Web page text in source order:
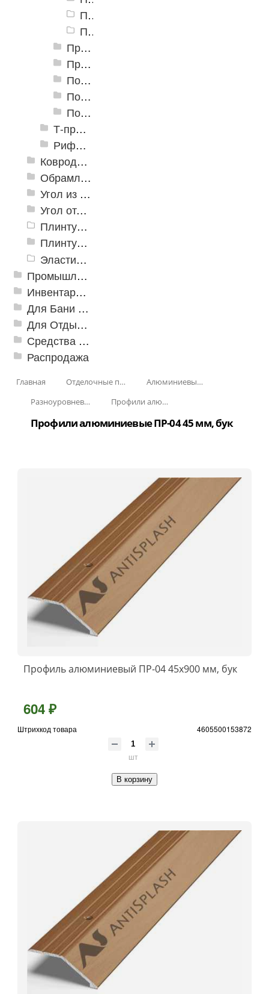
Профили алюминиевые ПР-04 45 мм, пробка
Профили алюминиевые ПР-04 45 мм, сосна
Профили алюминиевые разноуровневые ПР-05 50 мм
Профили алюминиевые разноуровневые ПР-06 41 мм
Пороги алюминиевые разноуровневые С-1 32х3,2 мм (открытый крепеж)
Пороги алюминиевые разноуровневые С-2 32х8 мм (открытый крепеж)
Пороги алюминиевые разноуровневые С-4 39,4х12 мм (открытый крепеж)
Т-профиль
Рифленые алюминиевые листы и углы квинтет
Ковродержатели
Обрамление
Угол из ПВХ
Угол отделочный арочный
Плинтус для столешниц
Плинтусы «KronPlast»
Эластичный напольно-стыковочный профиль Cezar
Промышленный текстиль
Инвентарь для клининга
Для Бани и Сауны
Для Отдыха и Пикника
Средства от насекомых и садовых вредителей
Распродажа
Главная Отделочные профили
Алюминиевые пороги
Разноуровневые алюминиевые профили
Профили алюминиевые разноуровневые ПР-04 45 мм
Профили алюминиевые ПР-04 45 мм, бук
Профиль алюминиевый ПР-04 45x900 мм, бук
604 ₽
Штрихкод товара 4605500153872
шт
В корзину